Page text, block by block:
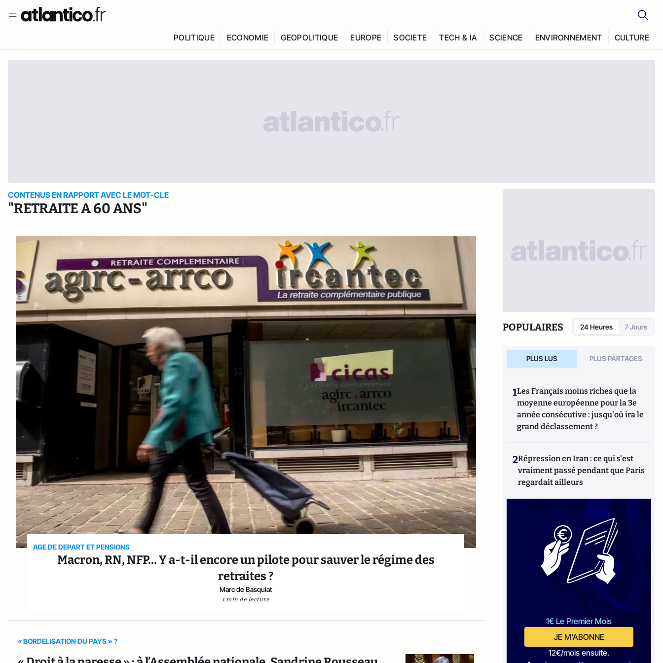
POLITIQUE ECONOMIE GEOPOLITIQUE EUROPE SOCIETE TECH & IA SCIENCE ENVIRONNEMENT CULTURE
CONTENUS EN RAPPORT AVEC LE MOT-CLE
"RETRAITE A 60 ANS"
AGE DE DEPART ET PENSIONS
Macron, RN, NFP… Y a-t-il encore un pilote pour sauver le régime des
retraites ?
Marc de Basquiat
1 min de lecture
« BORDELISATION DU PAYS » ?
POPULAIRES 24 Heures 7 Jours
PLUS LUS PLUS PARTAGES
1Les Français moins riches que la
moyenne européenne pour la 3e
année consécutive : jusqu'où ira le
grand déclassement ?
2Répression en Iran : ce qui s'est
vraiment passé pendant que Paris
regardait ailleurs
1€ Le Premier Mois
JE M'ABONNE
12€/mois ensuite.